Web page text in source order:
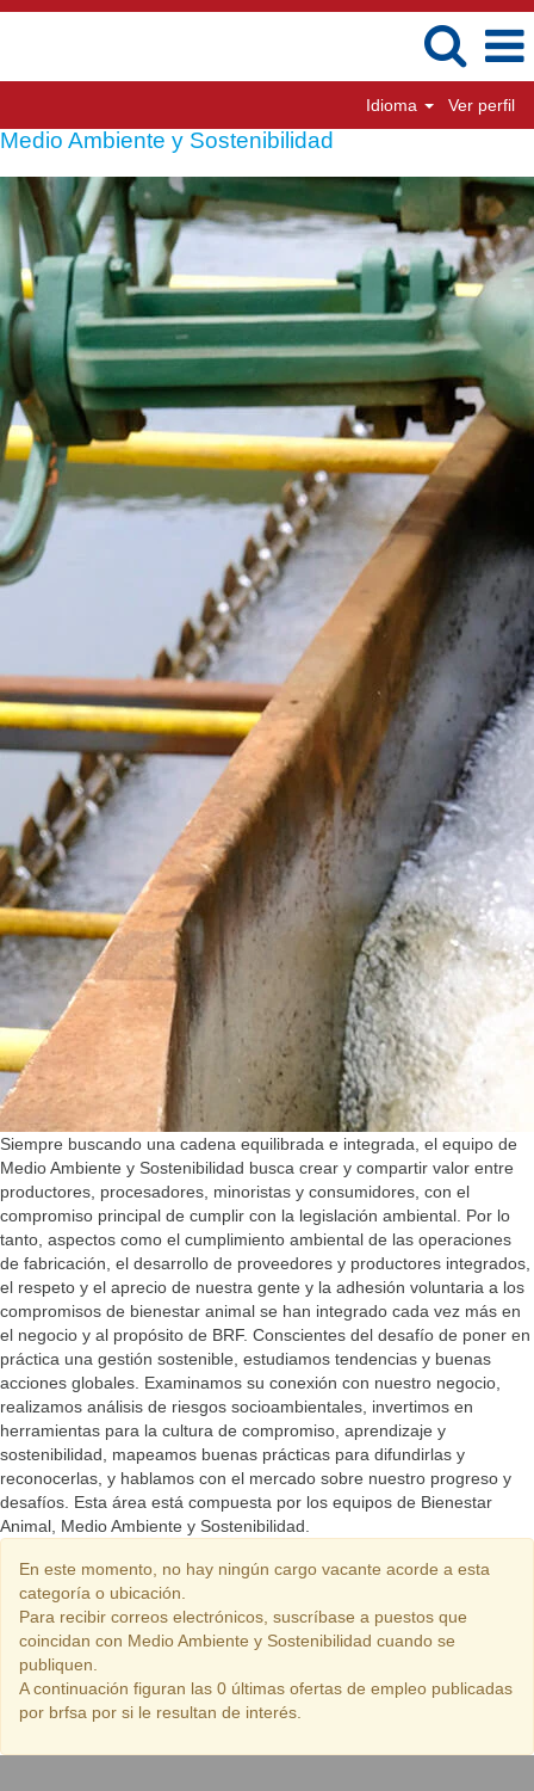
Idioma Ver perfil
Medio Ambiente y Sostenibilidad
Siempre buscando una cadena equilibrada e integrada, el equipo de
Medio Ambiente y Sostenibilidad busca crear y compartir valor entre
productores, procesadores, minoristas y consumidores, con el
compromiso principal de cumplir con la legislación ambiental. Por lo
tanto, aspectos como el cumplimiento ambiental de las operaciones
de fabricación, el desarrollo de proveedores y productores integrados,
el respeto y el aprecio de nuestra gente y la adhesión voluntaria a los
compromisos de bienestar animal se han integrado cada vez más en
el negocio y al propósito de BRF. Conscientes del desafío de poner en
práctica una gestión sostenible, estudiamos tendencias y buenas
acciones globales. Examinamos su conexión con nuestro negocio,
realizamos análisis de riesgos socioambientales, invertimos en
herramientas para la cultura de compromiso, aprendizaje y
sostenibilidad, mapeamos buenas prácticas para difundirlas y
reconocerlas, y hablamos con el mercado sobre nuestro progreso y
desafíos. Esta área está compuesta por los equipos de Bienestar
Animal, Medio Ambiente y Sostenibilidad.
En este momento, no hay ningún cargo vacante acorde a esta
categoría o ubicación.
Para recibir correos electrónicos, suscríbase a puestos que
coincidan con Medio Ambiente y Sostenibilidad cuando se
publiquen.
A continuación figuran las 0 últimas ofertas de empleo publicadas
por brfsa por si le resultan de interés.